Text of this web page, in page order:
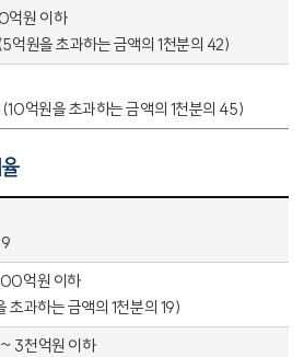
억원 이하
원을 초과하는 금액의 1천분의 42)
억원을 초과하는 금액의 1천분의 45)
억원 이하
과하는 금액의 1천분의 19)
3천억원 이하